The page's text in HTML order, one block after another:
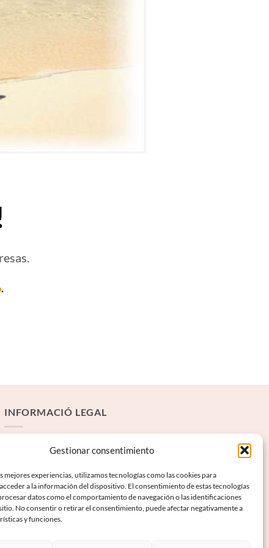
Gestionar consentimiento
mejores experiencias, utilizamos tecnologías como las cookies para
a la información del dispositivo. El consentimiento de estas tecnologías
datos como el comportamiento de navegación o las identificaciones
No consentir o retirar el consentimiento, puede afectar negativamente a
y funciones.
.
INFORMACIÓ LEGAL
Avís Legal
Política de privadesa
Política de galetes